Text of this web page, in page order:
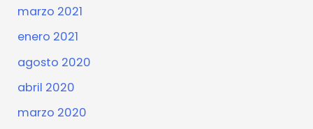
marzo 2021
enero 2021
agosto 2020
abril 2020
marzo 2020